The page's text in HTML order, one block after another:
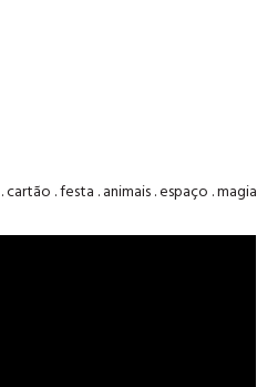
. festa . animais . espaço . magia